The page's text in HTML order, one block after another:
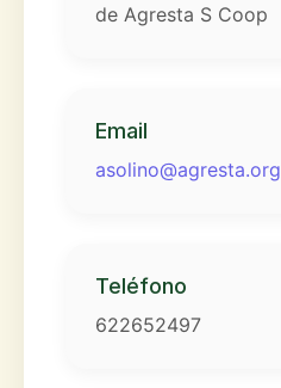
de Agresta S Coop
Email
asolino@agresta.org
Teléfono
622652497